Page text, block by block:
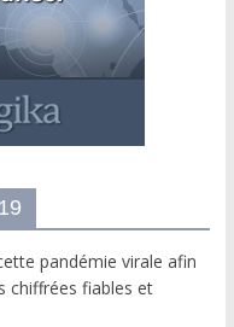
pandémie virale afin
chiffrées fiables et